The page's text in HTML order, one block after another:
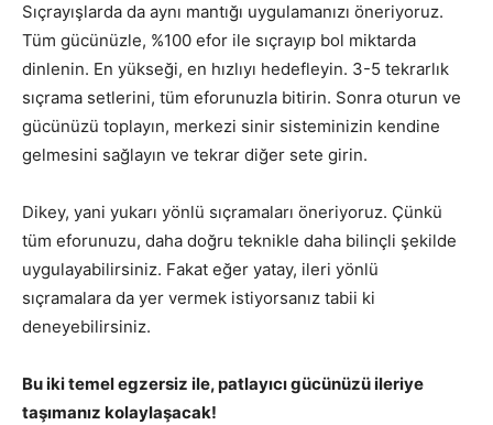
Sıçrayışlarda da aynı mantığı uygulamanızı öneriyoruz.
Tüm gücünüzle, %100 efor ile sıçrayıp bol miktarda
dinlenin. En yükseği, en hızlıyı hedefleyin. 3-5 tekrarlık
sıçrama setlerini, tüm eforunuzla bitirin. Sonra oturun ve
gücünüzü toplayın, merkezi sinir sisteminizin kendine
gelmesini sağlayın ve tekrar diğer sete girin.
Dikey, yani yukarı yönlü sıçramaları öneriyoruz. Çünkü
tüm eforunuzu, daha doğru teknikle daha bilinçli şekilde
uygulayabilirsiniz. Fakat eğer yatay, ileri yönlü
sıçramalara da yer vermek istiyorsanız tabii ki
deneyebilirsiniz.
Bu iki temel egzersiz ile, patlayıcı gücünüzü ileriye
taşımanız kolaylaşacak!